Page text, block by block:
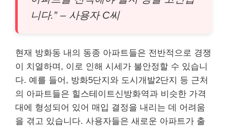
니다.” – 사용자 C씨
현재 방화동 내의 동종 아파트들은 전반적으로 경쟁
이 치열하며, 이로 인해 시세가 불안정할 수 있습니
다. 예를 들어, 방화5단지와 도시개발2단지 등 근처
의 아파트들은 힐스테이트신방화역과 비슷한 가격
대에 형성되어 있어 매입 결정을 내리는 데 어려움
을 겪고 있습니다. 사용자들은 새로운 아파트가 출